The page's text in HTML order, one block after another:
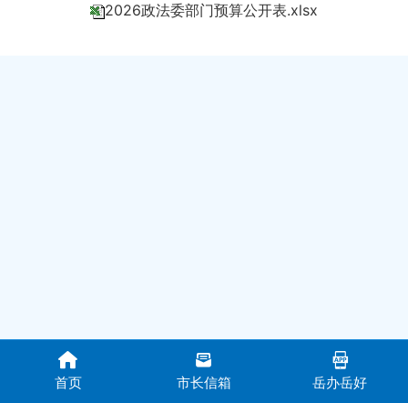
2026政法委部门预算公开表.xlsx
首页 市长信箱 岳办岳好